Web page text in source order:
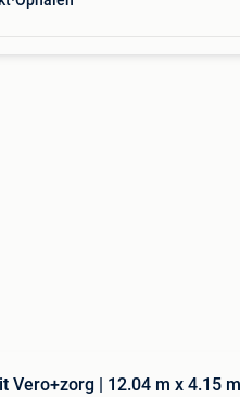
Vero+zorg | 12.04 m x 4.15